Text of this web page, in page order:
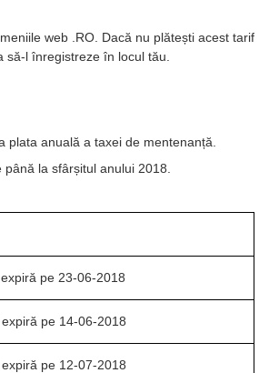
web .RO. Dacă nu plătești acest tarif
l înregistreze în locul tău.
plata anuală a taxei de mentenanță.
la sfârșitul anului 2018.
pe 23-06-2018
pe 14-06-2018
pe 12-07-2018